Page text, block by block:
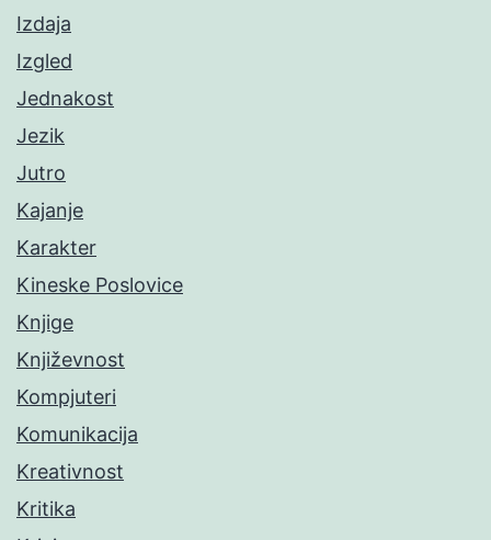
Izdaja
Izgled
Jednakost
Jezik
Jutro
Kajanje
Karakter
Kineske Poslovice
Knjige
Književnost
Kompjuteri
Komunikacija
Kreativnost
Kritika